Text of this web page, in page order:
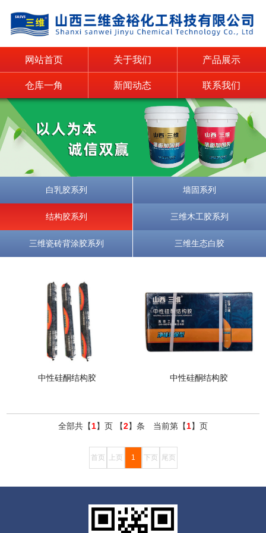
网站首页 关于我们 产品展示
仓库一角 新闻动态 联系我们
白乳胶系列 墙固系列
结构胶系列 三维木工胶系列
三维瓷砖背涂胶系列 三维生态白胶
中性硅酮结构胶 中性硅酮结构胶
全部共【1】页 【2】条 当前第【1】页
首页 上页 1 下页 尾页